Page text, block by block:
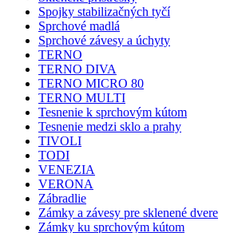
Spojky stabilizačných tyčí
Sprchové madlá
Sprchové závesy a úchyty
TERNO
TERNO DIVA
TERNO MICRO 80
TERNO MULTI
Tesnenie k sprchovým kútom
Tesnenie medzi sklo a prahy
TIVOLI
TODI
VENEZIA
VERONA
Zábradlie
Zámky a závesy pre sklenené dvere
Zámky ku sprchovým kútom